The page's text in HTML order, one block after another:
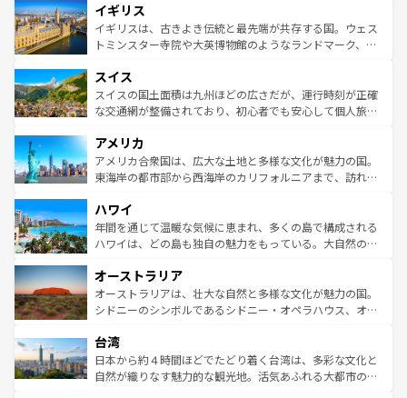
いる。シャンパンの発祥地であるランス、プロヴァンスの
香り高いラベンダー畑など、多彩な楽しみ方が可能だ。さ
らに、パリ以外の地域にも魅力が溢れており、どの街角に
れる地方に足を運ぶとそれぞれで全く異なる文化を体験で
きるだろう。 なお、新着のフランス情報はコンテンツ一覧
を参照してほしい。
顔を持つこの国は、どこを歩いても飽きることがない。ベ
ルリンの文化的活気、バイエルン州のアルプスの絶景、そ
してライン川沿いのワイン畑といった風景は必見。ビール
は、お酒好きな人にはぜひ体験してほしい。 なお、新着の
ドイツ情報はコンテンツ一覧を参照してほしい。
イギリス
イギリスは、古きよき伝統と最先端が共存する国。ウェス
トミンスター寺院や大英博物館のようなランドマーク、歴
リアごとに異なる魅力がある。また、優雅なアフタヌーン
ティー、ビール好きにはたまらない英国パブ、サッカー観
戦など、本場だからこそできる体験も豊富。イギリスを旅
ンツ一覧を参照してほしい。
スイス
スイスの国土面積は九州ほどの広さだが、運行時刻が正確
な交通網が整備されており、初心者でも安心して個人旅行
の建物がそのまま残る町や、スイスならではのユニークな
博物館もあり、アルプス観光だけでなく町歩きも満喫する
ことができる。国民の所得が高いため物価も高いが、旅行
ば市内交通費無料で観光を楽しむこともできる。 なお、新
着のスイス情報はコンテンツ一覧 を参照してほしい。
アメリカ
アメリカ合衆国は、広大な土地と多様な文化が魅力の国。
東海岸の都市部から西海岸のカリフォルニアまで、訪れる
のような巨大都市は、観光、ショッピング、エンターテイ
ンメントが詰まった刺激的なスポットだ。一方、アメリカ
西部には大自然が広がり、グランドキャニオンやイエロー
部のニューオーリンズでは、音楽と美食が融合した独特の
文化が魅力。旅行者はアメリカの各地域で異なる魅力を楽
しみながら、その多様性と豊かな歴史を感じることができ
ならではの贅沢な旅のスタイルだ。 なお、新着のアメリカ
情報はコンテンツ一覧を参照してほしい。
ハワイ
年間を通じて温暖な気候に恵まれ、多くの島で構成される
ハワイは、どの島も独自の魅力をもっている。大自然の神
ワイ島は見逃せない。また、定番の観光地といえばオアフ
島だが、静かな自然を求めるならマウイ島やカウアイ島が
おすすめ。エメラルドグリーンに輝く海をはじめ、豊かな
れるおもてなしの心で訪れる人々を迎えてくれるハワイの
人々、おいしいローカルフードやハワイアンミュージッ
ク、伝統的なフラダンスなど、すべてがハワイの魅力を彩
オーストラリア
オーストラリアは、壮大な自然と多様な文化が魅力の国。
シドニーのシンボルであるシドニー・オペラハウス、オー
リアリーフや大陸中央部にそびえるウルル（エアーズロッ
ク）、タスマニアの美しい原生林やケアンズの熱帯雨林な
ど、見どころがたくさん。また、カフェやワイン、オージ
台湾
日本から約４時間ほどでたどり着く台湾は、多彩な文化と
自然が織りなす魅力的な観光地。活気あふれる大都市の台